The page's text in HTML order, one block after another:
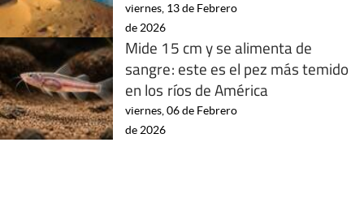
viernes, 13 de Febrero
de 2026
Mide 15 cm y se alimenta de
sangre: este es el pez más temido
en los ríos de América
viernes, 06 de Febrero
de 2026